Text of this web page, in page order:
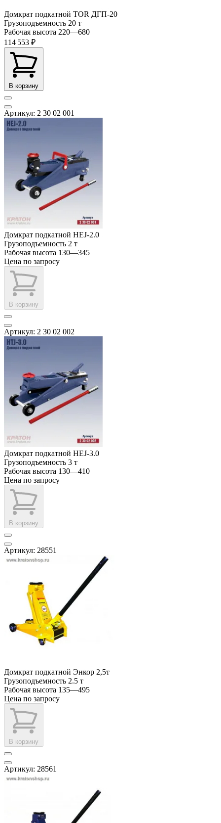
Домкрат подкатной TOR ДГП-20
Грузоподъемность 20 т
Рабочая высота 220—680
114 553 ₽
В корзину
Артикул: 2 30 02 001
Домкрат подкатной HЕJ-2.0
Грузоподъемность 2 т
Рабочая высота 130—345
Цена по запросу
В корзину
Артикул: 2 30 02 002
Домкрат подкатной HЕJ-3.0
Грузоподъемность 3 т
Рабочая высота 130—410
Цена по запросу
В корзину
Артикул: 28551
Домкрат подкатной Энкор 2,5т
Грузоподъемность 2.5 т
Рабочая высота 135—495
Цена по запросу
В корзину
Артикул: 28561